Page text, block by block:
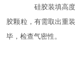
硅胶装填高度
胶颗粒，有需取出重
毕，检查气密性。